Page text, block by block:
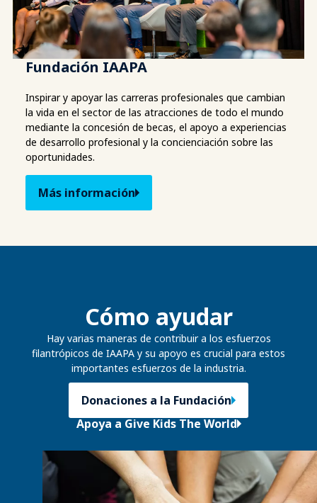
Fundación IAAPA
Inspirar y apoyar las carreras profesionales que cambian
la vida en el sector de las atracciones de todo el mundo
mediante la concesión de becas, el apoyo a experiencias
de desarrollo profesional y la concienciación sobre las
oportunidades.
Más información
Cómo ayudar
Hay varias maneras de contribuir a los esfuerzos
filantrópicos de IAAPA y su apoyo es crucial para estos
importantes esfuerzos de la industria.
Donaciones a la Fundación
Apoya a Give Kids The World